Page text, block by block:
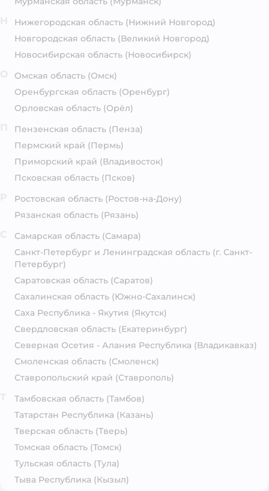
Нижегородская область (Нижний Новгород)
Новгородская область (Великий Новгород)
Новосибирская область (Новосибирск)
Омская область (Омск)
Оренбургская область (Оренбург)
Орловская область (Орёл)
Пензенская область (Пенза)
Пермский край (Пермь)
Приморский край (Владивосток)
Псковская область (Псков)
Ростовская область (Ростов-на-Дону)
Рязанская область (Рязань)
Самарская область (Самара)
Санкт-Петербург и Ленинградская область (г. Санкт-
Петербург)
Саратовская область (Саратов)
Сахалинская область (Южно-Сахалинск)
Саха Республика - Якутия (Якутск)
Свердловская область (Екатеринбург)
Северная Осетия - Алания Республика (Владикавказ)
Смоленская область (Смоленск)
Ставропольский край (Ставрополь)
Тамбовская область (Тамбов)
Татарстан Республика (Казань)
Тверская область (Тверь)
Томская область (Томск)
Тульская область (Тула)
Тыва Республика (Кызыл)